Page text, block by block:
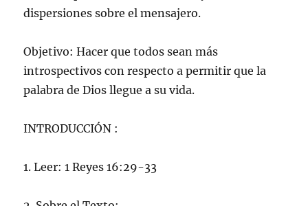
dispersiones sobre el mensajero.
Objetivo: Hacer que todos sean más
introspectivos con respecto a permitir que la
palabra de Dios llegue a su vida.
INTRODUCCIÓN :
1. Leer: 1 Reyes 16:29-33